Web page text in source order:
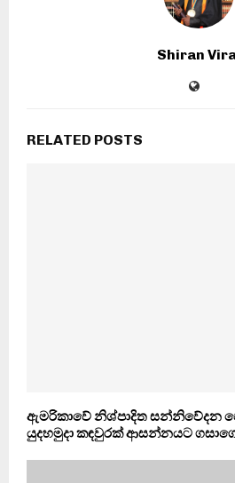
Shiran
RELATED POSTS
ඇමරිකාවේ නිශ්පාදිත සන්නිවේදන
යුදහමුදා කඳවුරක් ආසන්නයට